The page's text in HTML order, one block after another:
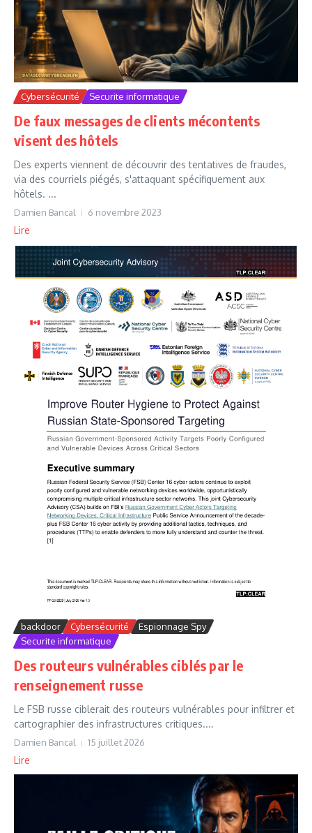
Cybersécurité Securite informatique
De faux messages de clients mécontents
visent des hôtels
Des experts viennent de découvrir des tentatives de fraudes,
via des courriels piégés, s'attaquant spécifiquement aux
hôtels. ...
Damien Bancal 6 novembre 2023
Lire
backdoor Cybersécurité
Espionnage Spy
Securite informatique
Des routeurs vulnérables ciblés par le
renseignement russe
Le FSB russe ciblerait des routeurs vulnérables pour infiltrer et
cartographier des infrastructures critiques....
Damien Bancal 15 juillet 2026
Lire